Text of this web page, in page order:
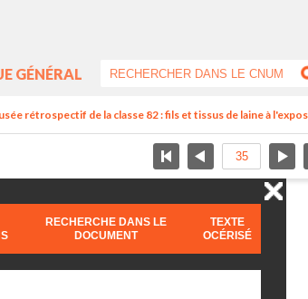
GÉNÉRAL
rétrospectif de la classe 82 : fils et tissus de laine à
RECHERCHE DANS LE
DOCUMENT
TEXTE
OCÉRISÉ